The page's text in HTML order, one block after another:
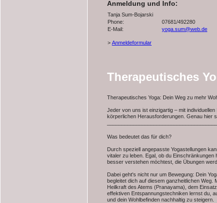
Anmeldung und Info:
Tanja Sum-Bojarski
Phone:
07681/492280
E-Mail:
yoga.sum@web.de
> Anmeldeformular
Therapeutisches
Therapeutisches Yoga: Dein Weg zu mehr
Jeder von uns ist einzigartig – mit
körperlichen Herausforderungen. Genau hier
Was bedeutet das für dich?
Durch speziell angepasste Yogastellungen
vitaler zu leben. Egal, ob du
besser verstehen möchtest, die Übungen
Dabei geht's nicht nur um Bewegung: Dein
begleitet dich auf diesem ganzheitlichen Weg.
Heilkraft des Atems (Pranayama), dem
effektiven Entspannungstechniken lernst du,
und dein Wohlbefinden nachhaltig zu steigern.